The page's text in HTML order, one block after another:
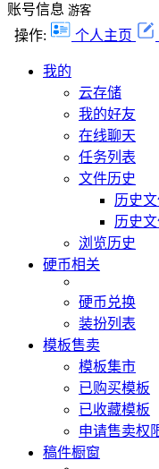
账号信息 游客
操作: 个人主页
我的
云存储
我的好友
在线聊天
任务列表
文件历史
历史
历史
浏览历史
硬币相关
硬币兑换
装扮列表
模板售卖
模板集市
已购买模板
已收藏模板
申请售卖权
稿件橱窗